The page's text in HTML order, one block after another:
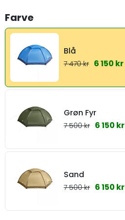
Farve
Blå
7 470 kr 6 150 kr
Grøn Fyr
7 500 kr 6 150 kr
Sand
7 500 kr 6 150 kr